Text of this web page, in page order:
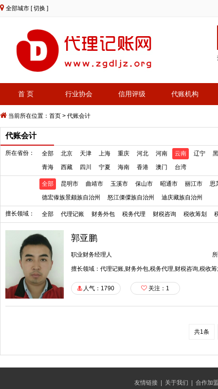
全部城市 [ 切换 ]
首 页 行业协会 信用评级 代账机构
当前所在位置： 首页 > 代账会计
代账会计
所在省份： 全部 北京 天津 上海 重庆 河北 河南 云南 辽宁
青海
西藏 四川 宁夏 海南 香港 澳门 台湾
全部 昆明市 曲靖市 玉溪市 保山市 昭通市 丽江市
思
德宏傣族景颇族自治州
怒江傈僳族自治州 迪庆藏族自治州
擅长领域： 全部 代理记账 财务外包 税务代理 财税咨询 税收筹划
郭亚鹏
职业财务经理人
擅长领域：代理记账,财务外包,税务代理,财税咨询,税收
人气：1790 关注： 1
共1条
友情链接| 关于我们 合作加